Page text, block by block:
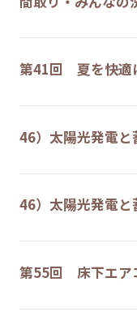
第41回 夏を快適
46）太陽光発電
46）太陽光発電
第55回 床下エア